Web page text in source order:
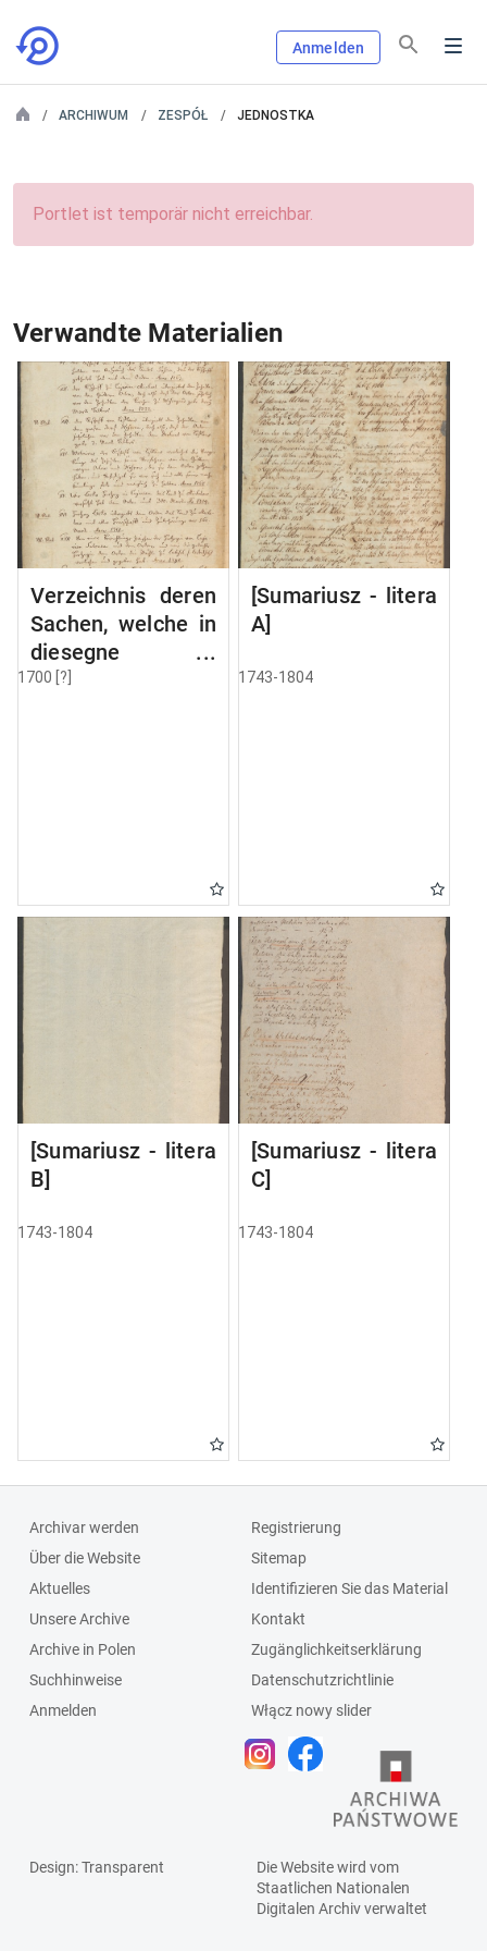
Anmelden
ARCHIWUM ZESPÓŁ JEDNOSTKA
Portlet ist temporär nicht erreichbar.
Verwandte Materialien
Verzeichnis deren
Sachen, welche in
diesegne
Volumine MSC
1700 [?]
[Sumariusz - litera
A]
1743-1804
[Sumariusz - litera
B]
1743-1804
[Sumariusz - litera
C]
1743-1804
Archivar werden
Über die Website
Aktuelles
Unsere Archive
Archive in Polen
Suchhinweise
Anmelden
Registrierung
Sitemap
Identifizieren Sie das Material
Kontakt
Zugänglichkeitserklärung
Datenschutzrichtlinie
Włącz nowy slider
Design: Transparent
Die Website wird vom
Staatlichen Nationalen
Digitalen Archivverwaltet